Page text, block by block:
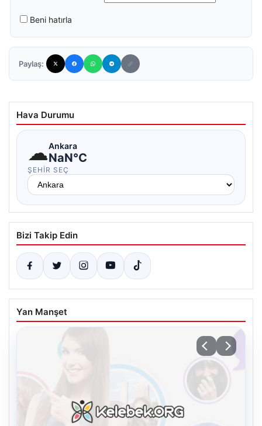
Beni hatırla
Paylaş:
Hava Durumu
☁Ankara
NaN°C
ŞEHIR SEÇ
Bizi Takip Edin
Yan Manşet